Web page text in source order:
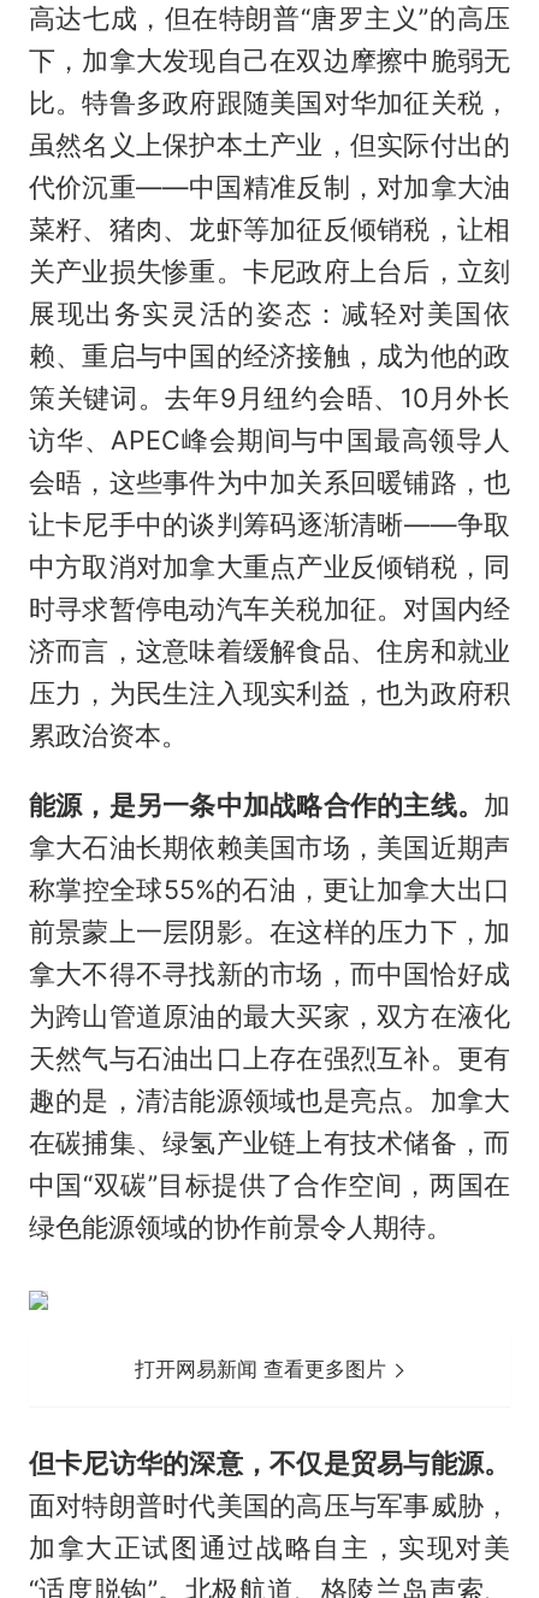
高达七成，但在特朗普“唐罗主义”的高压
下，加拿大发现自己在双边摩擦中脆弱无
比。特鲁多政府跟随美国对华加征关税，
虽然名义上保护本土产业，但实际付出的
代价沉重——中国精准反制，对加拿大油
菜籽、猪肉、龙虾等加征反倾销税，让相
关产业损失惨重。卡尼政府上台后，立刻
展现出务实灵活的姿态：减轻对美国依
赖、重启与中国的经济接触，成为他的政
策关键词。去年9月纽约会晤、10月外长
访华、APEC峰会期间与中国最高领导人
会晤，这些事件为中加关系回暖铺路，也
让卡尼手中的谈判筹码逐渐清晰——争取
中方取消对加拿大重点产业反倾销税，同
时寻求暂停电动汽车关税加征。对国内经
济而言，这意味着缓解食品、住房和就业
压力，为民生注入现实利益，也为政府积
累政治资本。
能源，是另一条中加战略合作的主线。 加
拿大石油长期依赖美国市场，美国近期声
称掌控全球55%的石油，更让加拿大出口
前景蒙上一层阴影。在这样的压力下，加
拿大不得不寻找新的市场，而中国恰好成
为跨山管道原油的最大买家，双方在液化
天然气与石油出口上存在强烈互补。更有
趣的是，清洁能源领域也是亮点。加拿大
在碳捕集、绿氢产业链上有技术储备，而
中国“双碳”目标提供了合作空间，两国在
绿色能源领域的协作前景令人期待。
打开网易新闻 查看更多图片
但卡尼访华的深意，不仅是贸易与能源。
面对特朗普时代美国的高压与军事威胁，
加拿大正试图通过战略自主，实现对美
“适度脱钩”。北极航道、格陵兰岛声索、